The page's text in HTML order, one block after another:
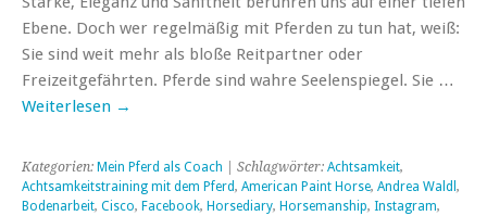
Ebene. Doch wer regelmäßig mit Pferden zu tun hat, weiß:
Sie sind weit mehr als bloße Reitpartner oder
Freizeitgefährten. Pferde sind wahre Seelenspiegel. Sie …
Weiterlesen →
Kategorien: Mein Pferd als Coach | Schlagwörter: Achtsamkeit,
Achtsamkeitstraining mit dem Pferd, American Paint Horse, Andrea Waldl ,
Bodenarbeit, Cisco, Facebook, Horsediary, Horsemanship, Instagram,